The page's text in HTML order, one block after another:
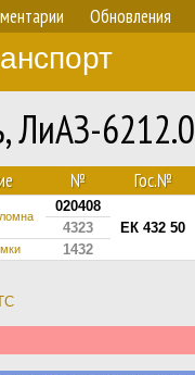
Обновления
ЛиАЗ-
№ Гос.№
020408
ЕК 432 50
4323
1432